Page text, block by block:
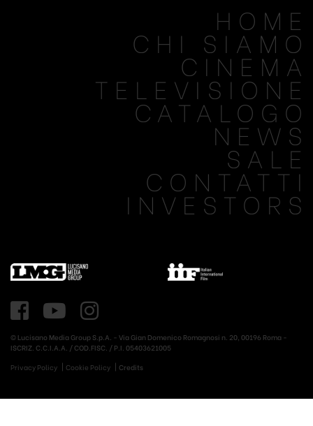
© Lucisano Media Group S.p.A. - Via Gian Domenico Romagnosi n. 20, 00196 Roma -
ISCRIZ. C.C.I.A.A. / COD.FISC. / P.I. 05403621005
Privacy Policy
Cookie Policy Credits
HOME
CHI SIAMO
CINEMA
TELEVISIONE
CATALOGO
NEWS
SALE
CONTATTI
INVESTORS